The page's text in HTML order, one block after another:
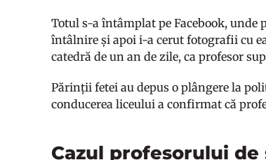
Totul s-a întâmplat pe Facebook, unde
întâlnire și apoi i-a cerut fotografii cu
catedră de un an de zile, ca profesor
Părinții fetei au depus o plângere la
conducerea liceului a confirmat că
Cazul profesorului